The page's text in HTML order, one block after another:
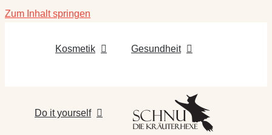
Zum Inhalt springen
Kosmetik Gesundheit
Do it yourself